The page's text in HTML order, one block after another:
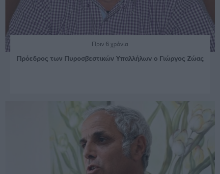
Πριν 6 χρόνια
Πρόεδρος των Πυροσβεστικών Υπαλλήλων ο Γιώργος Ζώας